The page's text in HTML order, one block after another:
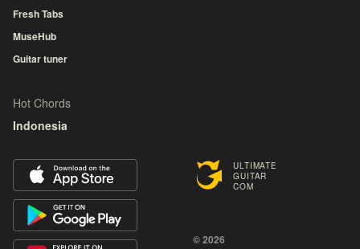
ULTIMATE
GUITAR
COM
© 2026
Fresh Tabs
MuseHub
Guitar tuner
Hot Chords
Indonesia